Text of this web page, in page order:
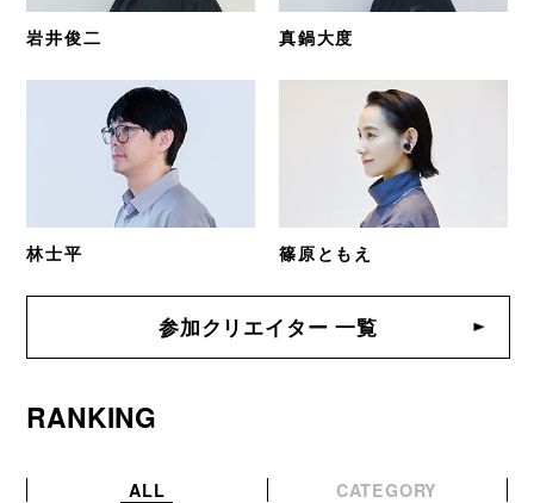
岩井俊二 真鍋大度
林士平 篠原ともえ
参加クリエイター 一覧
RANKING
ALL CATEGORY